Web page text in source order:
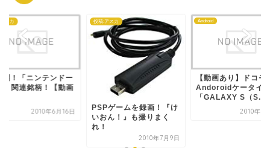
スカ
開！「ニンテンドー
」関連銘柄！【動画
2010年6月16日
投稿:アスカ
PSPゲームを録画！『け
いおん！』も撮りまく
れ！
2010年7月9日
Android
【動画あり】ドコモ
Andoroidケータイ
「GALAXY S（S...
2010年10